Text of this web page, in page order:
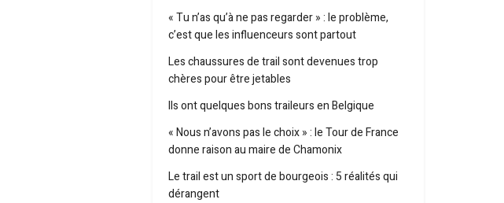
« Tu n’as qu’à ne pas regarder » : le problème,
c’est que les influenceurs sont partout
Les chaussures de trail sont devenues trop
chères pour être jetables
Ils ont quelques bons traileurs en Belgique
« Nous n’avons pas le choix » : le Tour de France
donne raison au maire de Chamonix
Le trail est un sport de bourgeois : 5 réalités qui
dérangent